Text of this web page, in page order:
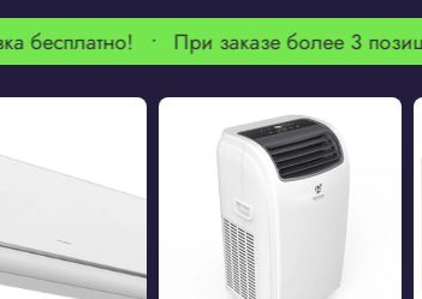
бесплатно! • При заказе более 3